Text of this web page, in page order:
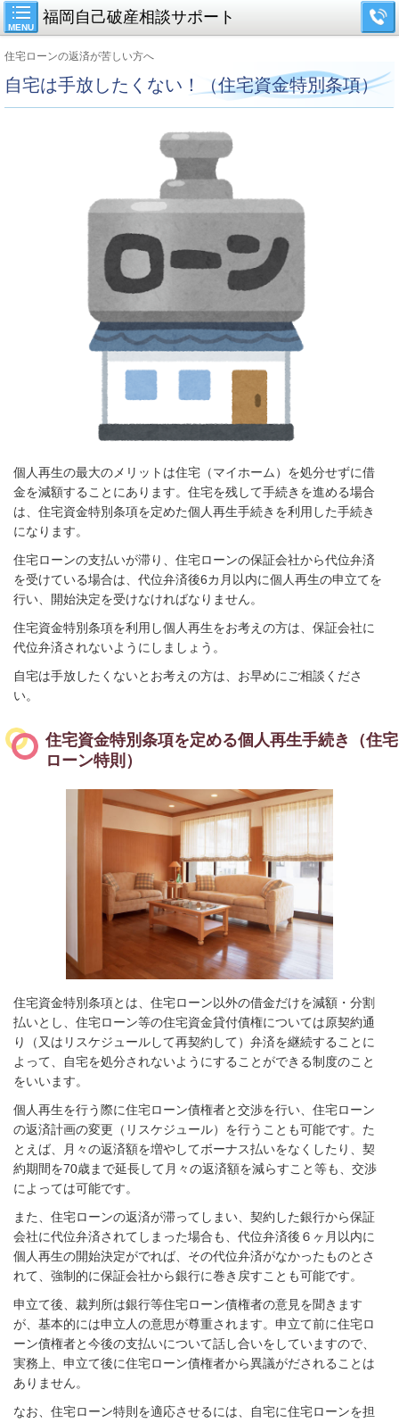
MENU
福岡自己破産相談サポート
住宅ローンの返済が苦しい方へ
自宅は手放したくない！（住宅資金特別条項）
個人再生の最大のメリットは住宅（マイホーム）を処分せずに借
金を減額することにあります。 住宅を残して手続きを進める場合
は、住宅資金特別条項を定めた個人再生手続きを利用した手続き
になります。
住宅ローンの支払いが滞り、住宅ローンの保証会社から代位弁済
を受けている場合は、代位弁済後6カ月以内に個人再生の申立てを
行い、開始決定を受けなければなりません。
住宅資金特別条項を利用し個人再生をお考えの方は、保証会社に
代位弁済されないようにしましょう。
自宅は手放したくないとお考えの方は、お早めにご相談くださ
い。
住宅資金特別条項を定める個人再生手続き（住宅
ローン特則）
住宅資金特別条項とは、住宅ローン以外の借金だけを減額・分割
払いとし、住宅ローン等の住宅資金貸付債権については原契約通
り（又はリスケジュールして再契約して）弁済を継続することに
よって、自宅を処分されないようにすることができる制度のこと
をいいます。
個人再生を行う際に住宅ローン債権者と交渉を行い、住宅ローン
の返済計画の変更（リスケジュール）を行うことも可能です。た
とえば、月々の返済額を増やしてボーナス払いをなくしたり、契
約期間を70歳まで延長して月々の返済額を減らすこと等も、交渉
によっては可能です。
また、住宅ローンの返済が滞ってしまい、契約した銀行から保証
会社に代位弁済されてしまった場合も、代位弁済後６ヶ月以内に
個人再生の開始決定がでれば、その代位弁済がなかったものとさ
れて、強制的に保証会社から銀行に巻き戻すことも可能です。
申立て後、裁判所は銀行等住宅ローン債権者の意見を聞きます
が、基本的には申立人の意思が尊重されます。申立て前に住宅ロ
ーン債権者と今後の支払いについて話し合いをしていますので、
実務上、 申立て後に住宅ローン債権者から異議がだされることは
ありません。
なお、住宅ローン特則を適応させるには、自宅に住宅ローンを担